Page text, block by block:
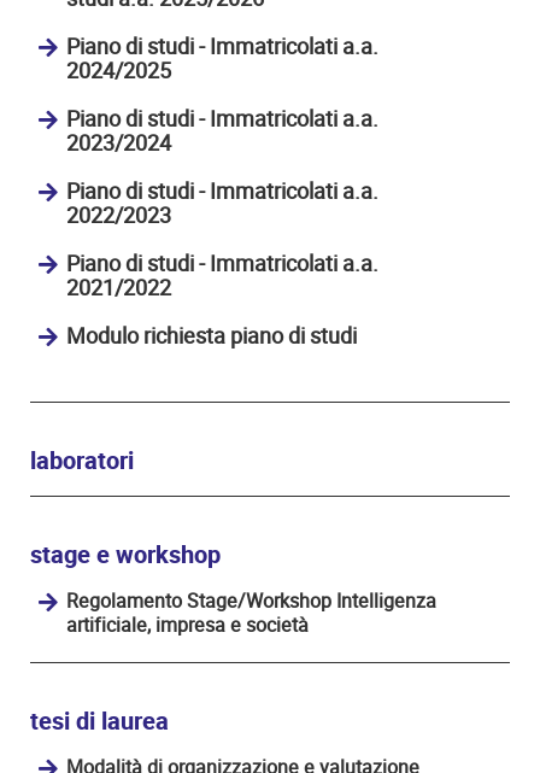
Piano di studi - Immatricolati a.a.
2024/2025
Piano di studi - Immatricolati a.a.
2023/2024
Piano di studi - Immatricolati a.a.
2022/2023
Piano di studi - Immatricolati a.a.
2021/2022
Modulo richiesta piano di studi
laboratori
stage e workshop
Regolamento Stage/Workshop Intelligenza
artificiale, impresa e società
tesi di laurea
Modalità di organizzazione e valutazione